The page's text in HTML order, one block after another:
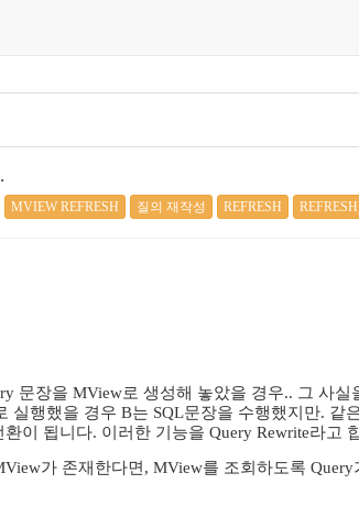
MVIEW REFRESH 질의 재작성 REFRESH
문장을 MView로 생성해 놓았을 경우.. 그 사
실행했을 경우 B는 SQL문장을 수행했지만.
이 됩니다. 이러한 기능을 Query Rewrite라고
가 존재한다면, MView를 조회하도록